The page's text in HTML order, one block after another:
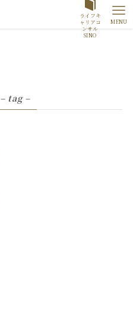
ライフキ
ャリアコ
ンサル
SINO
MENU
– tag –